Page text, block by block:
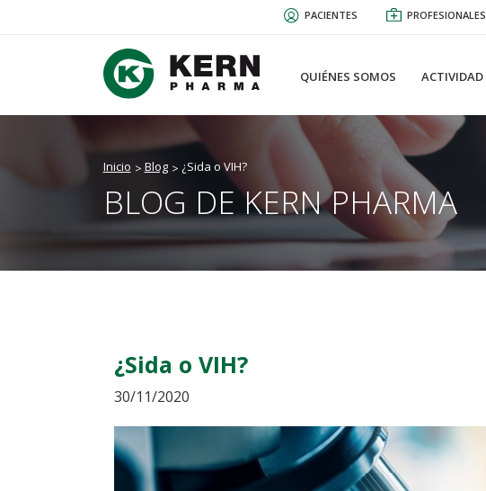
PACIENTES PROFESIONALES
QUIÉNES SOMOS ACTIVIDAD
Inicio Blog ¿Sida o VIH?
BLOG DE KERN PHARMA
¿Sida o VIH?
30/11/2020